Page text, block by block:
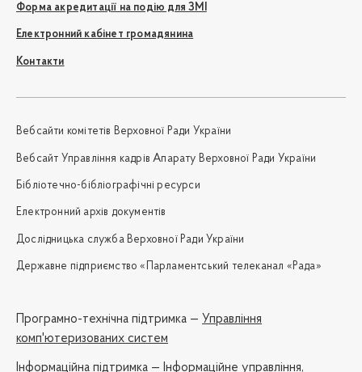
Форма акредитації на подію для ЗМІ
Електронний кабінет громадянина
Контакти
Вебсайти комітетів Верховної Ради України
Вебсайт Управління кадрів Апарату Верховної Ради України
Бібліотечно-бібліографічні ресурси
Електронний архів документів
Дослідницька служба Верховної Ради України
Державне підприємство «Парламентський телеканал «Рада»
Програмно-технічна підтримка — Управління
комп'ютеризованих систем
Iнформаційна підтримка — Інформаційне управління,